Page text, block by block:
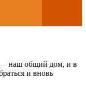
— наш общий дом, и в
и вновь